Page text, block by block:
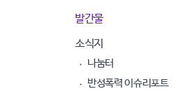
발간물
소식지
나눔터
반성폭력 이슈리포트